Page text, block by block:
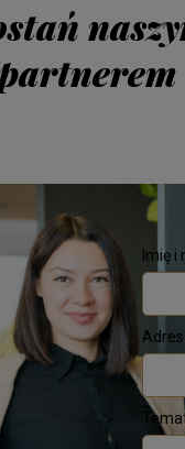
Imię i